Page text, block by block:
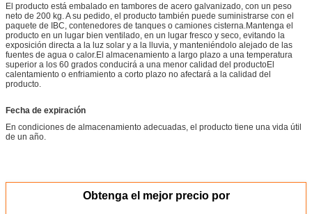
El producto está embalado en tambores de acero galvanizado, con un peso
neto de 200 kg. A su pedido, el producto también puede suministrarse con el
paquete de IBC, contenedores de tanques o camiones cisterna.Mantenga el
producto en un lugar bien ventilado, en un lugar fresco y seco, evitando la
exposición directa a la luz solar y a la lluvia, y manteniéndolo alejado de las
fuentes de agua o calor.El almacenamiento a largo plazo a una temperatura
superior a los 60 grados conducirá a una menor calidad del productoEl
calentamiento o enfriamiento a corto plazo no afectará a la calidad del
producto.
Fecha de expiración
En condiciones de almacenamiento adecuadas, el producto tiene una vida útil
de un año.
Obtenga el mejor precio por